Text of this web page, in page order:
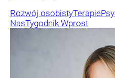
Rozwój osobistyTerapie
NasTygodnik Wprost